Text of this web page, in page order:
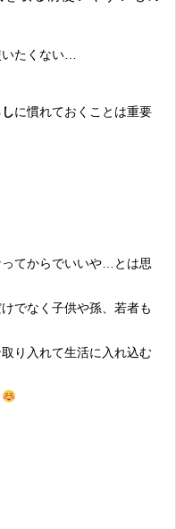
たくない…
に慣れておくことは重要
てからでいいや…とは思
でなく子供や孫、若者も
り入れて生活に入れ込む